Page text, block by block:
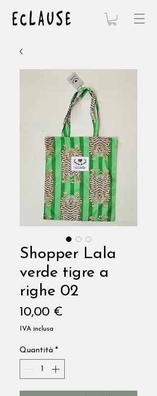
Shopper Lala
verde tigre a
righe 02
10,00 €
IVA inclusa
Quantità *